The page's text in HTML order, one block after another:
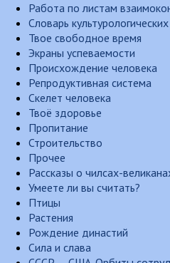
Работа по листам
Словарь
Твое свободное время
Экраны успеваемости
Происхождение человека
Репродуктивная система
Скелет человека
Твоё здоровье
Пропитание
Строительство
Прочее
Рассказы о чилсах-
Умеете ли вы считать?
Птицы
Растения
Рождение династий
Сила и слава